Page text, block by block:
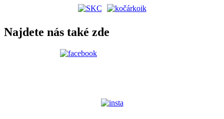
Najdete nás také zde